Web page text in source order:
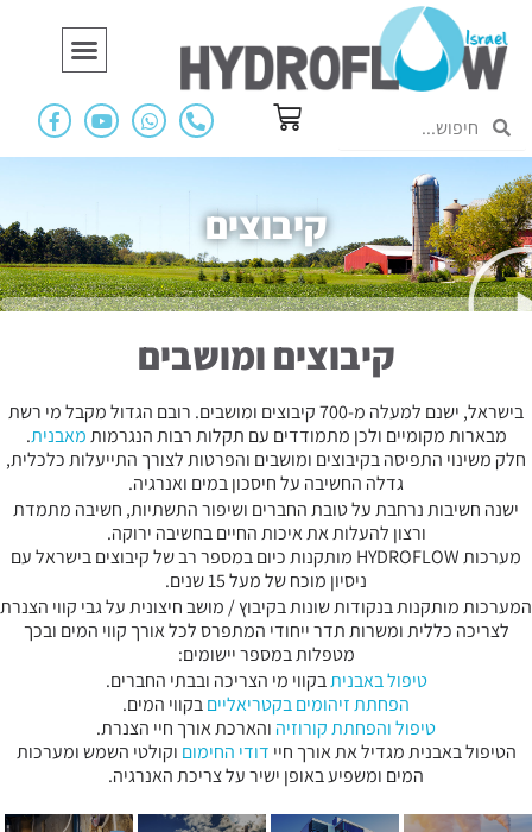
קיבוצים
קיבוצים ומושבים
בישראל, ישנם למעלה מ-700 קיבוצים ומושבים. רובם הגדול מקבל מי רשת
מבארות מקומיים ולכן מתמודדים עם תקלות רבות הנגרמותמאבנית.
חלק משינוי התפיסה בקיבוצים ומושבים והפרטות לצורך התייעלות כלכלית,
גדלה החשיבה על חיסכון במים ואנרגיה.
ישנה חשיבות נרחבת על טובת החברים ושיפור התשתיות, חשיבה מתמדת
ורצון להעלות את איכות החיים בחשיבה ירוקה.
מערכות HYDROFLOW מותקנות כיום במספר רב של קיבוצים בישראל עם
ניסיון מוכח של מעל 15 שנים.
המערכות מותקנות בנקודות שונות בקיבוץ / מושב חיצונית על גבי קווי הצנרת
לצריכה כללית ומשרות תדר ייחודי המתפרס לכל אורך קווי המים ובכך
מטפלות במספר יישומים:
טיפול באבניתבקווי מי הצריכה ובבתי החברים.
הפחתת זיהומים בקטריאלייםבקווי המים.
טיפול והפחתת קורוזיה והארכת אורך חיי הצנרת.
הטיפול באבנית מגדיל את אורך חיי דודי החימום וקולטי השמש ומערכות
המים ומשפיע באופן ישיר על צריכת האנרגיה.